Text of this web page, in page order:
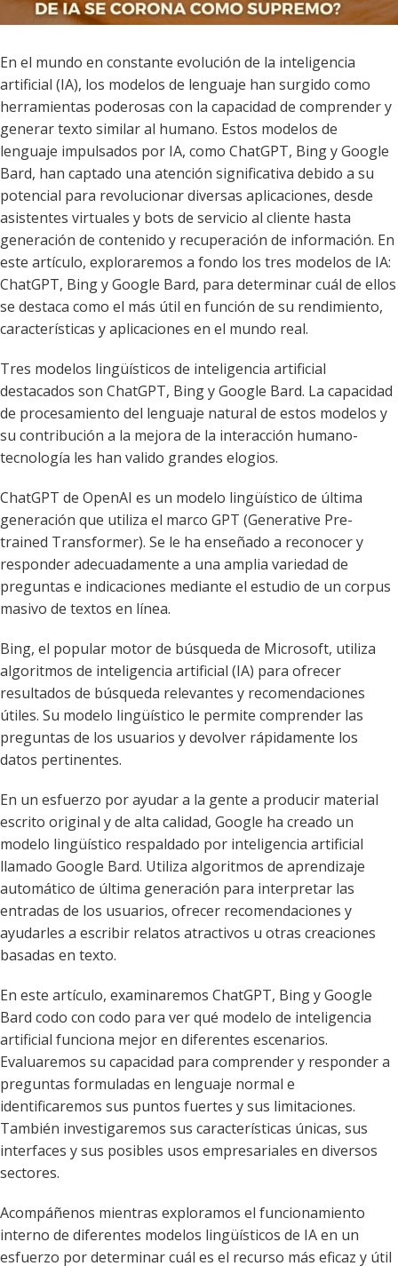
En el mundo en constante evolución de la inteligencia
artificial (IA), los modelos de lenguaje han surgido como
herramientas poderosas con la capacidad de comprender y
generar texto similar al humano. Estos modelos de
lenguaje impulsados por IA, como ChatGPT, Bing y Google
Bard, han captado una atención significativa debido a su
potencial para revolucionar diversas aplicaciones, desde
asistentes virtuales y bots de servicio al cliente hasta
generación de contenido y recuperación de información. En
este artículo, exploraremos a fondo los tres modelos de IA:
ChatGPT, Bing y Google Bard, para determinar cuál de ellos
se destaca como el más útil en función de su rendimiento,
características y aplicaciones en el mundo real.
Tres modelos lingüísticos de inteligencia artificial
destacados son ChatGPT, Bing y Google Bard. La capacidad
de procesamiento del lenguaje natural de estos modelos y
su contribución a la mejora de la interacción humano-
tecnología les han valido grandes elogios.
ChatGPT de OpenAI es un modelo lingüístico de última
generación que utiliza el marco GPT (Generative Pre-
trained Transformer). Se le ha enseñado a reconocer y
responder adecuadamente a una amplia variedad de
preguntas e indicaciones mediante el estudio de un corpus
masivo de textos en línea.
Bing, el popular motor de búsqueda de Microsoft, utiliza
algoritmos de inteligencia artificial (IA) para ofrecer
resultados de búsqueda relevantes y recomendaciones
útiles. Su modelo lingüístico le permite comprender las
preguntas de los usuarios y devolver rápidamente los
datos pertinentes.
En un esfuerzo por ayudar a la gente a producir material
escrito original y de alta calidad, Google ha creado un
modelo lingüístico respaldado por inteligencia artificial
llamado Google Bard. Utiliza algoritmos de aprendizaje
automático de última generación para interpretar las
entradas de los usuarios, ofrecer recomendaciones y
ayudarles a escribir relatos atractivos u otras creaciones
basadas en texto.
En este artículo, examinaremos ChatGPT, Bing y Google
Bard codo con codo para ver qué modelo de inteligencia
artificial funciona mejor en diferentes escenarios.
Evaluaremos su capacidad para comprender y responder a
preguntas formuladas en lenguaje normal e
identificaremos sus puntos fuertes y sus limitaciones.
También investigaremos sus características únicas, sus
interfaces y sus posibles usos empresariales en diversos
sectores.
Acompáñenos mientras exploramos el funcionamiento
interno de diferentes modelos lingüísticos de IA en un
esfuerzo por determinar cuál es el recurso más eficaz y útil